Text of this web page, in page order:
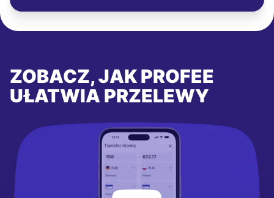
ZOBACZ, JAK PROFEE
UŁATWIA PRZELEWY